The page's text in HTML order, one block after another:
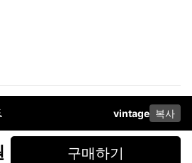
vintage 복사
구매하기
인정보 처리방침사업자 정보다운로드
타그램
페이스북